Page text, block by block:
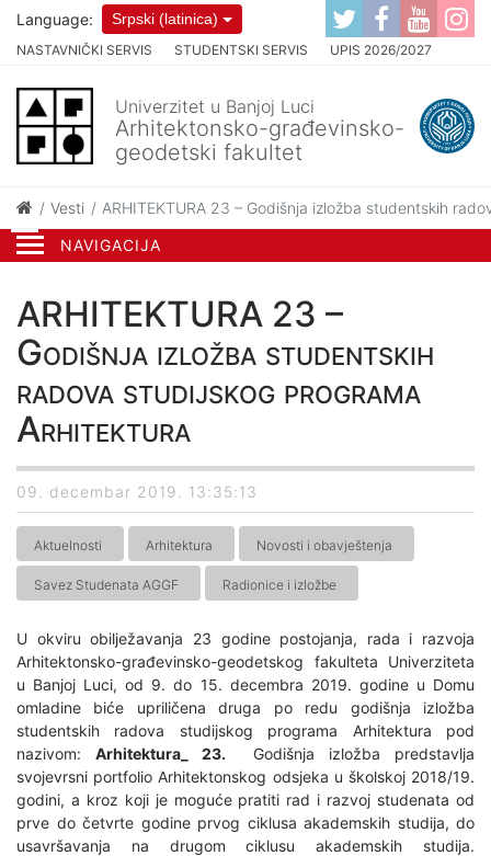
NAVIGACIJA
NASTAVNIČKI SERVIS STUDENTSKI SERVIS UPIS 2026/2027
Language: Srpski (latinica)
Univerzitet u Banjoj Luci
Arhitektonsko-građevinsko-
geodetski fakultet
Vesti ARHITEKTURA 23 – Godišnja izložba studentskih
ARHITEKTURA 23 –
Godišnja izložba studentskih
radova studijskog programa
Arhitektura
09. decembar 2019. 13:35:13
Aktuelnosti Arhitektura Novosti i obavještenja
Savez Studenata AGGF Radionice i izložbe
U okviru obilježavanja 23 godine postojanja, rada i razvoja
Arhitektonsko-građevinsko-geodetskog fakulteta Univerziteta
u Banjoj Luci, od 9. do 15. decembra 2019. godine u Domu
omladine biće upriličena druga po redu godišnja izložba
studentskih radova studijskog programa Arhitektura pod
nazivom: Arhitektura_ 23. Godišnja izložba predstavlja
svojevrsni portfolio Arhitektonskog odsjeka u školskoj 2018/19.
godini, a kroz koji je moguće pratiti rad i razvoj studenata od
prve do četvrte godine prvog ciklusa akademskih studija, do
usavršavanja na drugom ciklusu akademskih studija.